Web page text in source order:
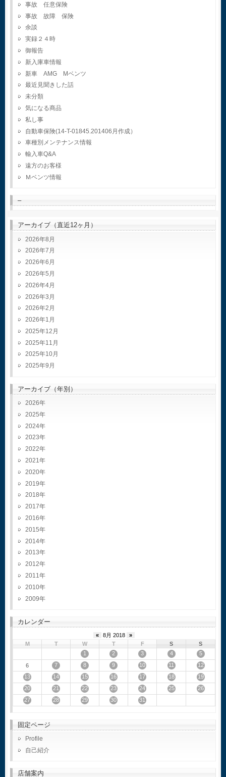
事故 任意保険
事故 故障 保険
余談
実録２４時
御報告
新入庫車情報
新車 AMG Mベンツ
最近見聞きした話
未分類
気になる商品
私し事
自動車保険(14-T-01845.201406月作成）
車種別メンテナンス情報
輸入車Q&A
遠方のお客様
Ｍベンツ情報
–
アーカイブ（直近12ヶ月）
2026年8月
2026年7月
2026年6月
2026年5月
2026年4月
2026年3月
2026年2月
2026年1月
2025年12月
2025年11月
2025年10月
2025年9月
アーカイブ（年別）
2026
2025
2024
2023
2022
2021
2020
2019
2018
2017
2016
2015
2014
2013
2012
2011
2010
2009
カレンダー
« 8月 2018
»
M
T W T F S
S
1
2 3 4
5
6
7 8 9 10 11
12
13
14 15 16 17 18
19
20
21 22 23 24 25
26
27
28 29 30 31
固定ページ
Profile
自己紹介
店舗案内